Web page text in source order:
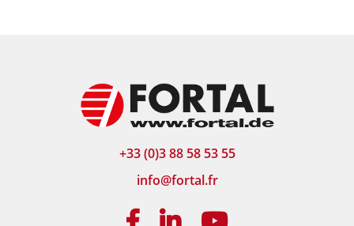
+33 (0)3 88 58 53 55
info@fortal.fr